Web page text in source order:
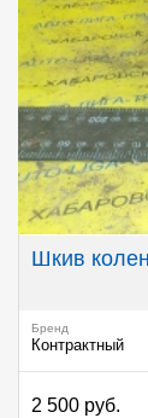
Шкив
Бренд
Контрактный
2 500 руб.